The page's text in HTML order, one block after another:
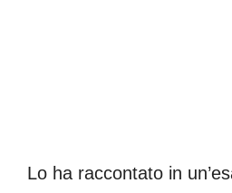
Lo ha raccontato in